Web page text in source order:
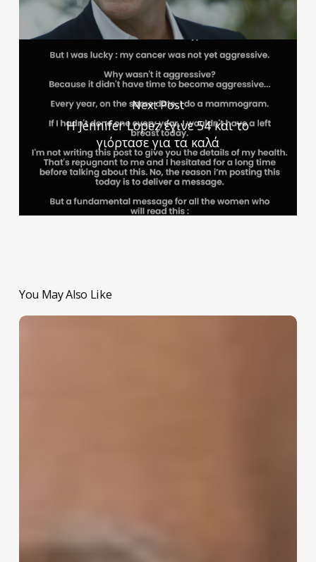
Next Post
Η Jennifer Lopez έγινε 54 και το
γιόρτασε για τα καλά
You May Also Like